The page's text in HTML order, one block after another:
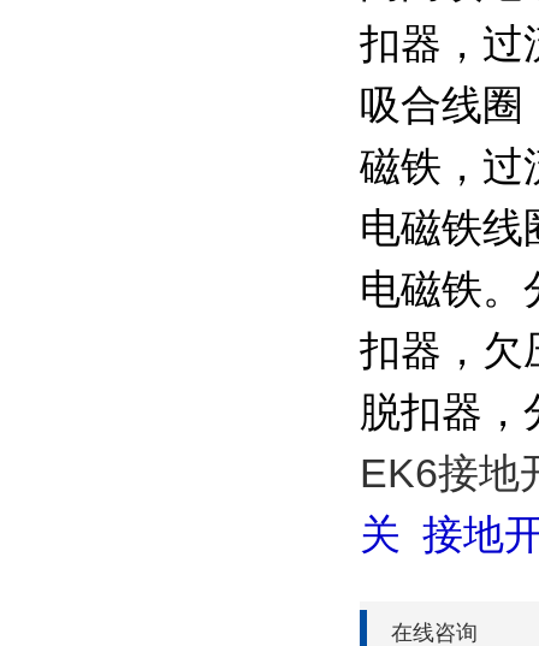
扣器，过
吸合线圈
磁铁，过
电磁铁线
电磁铁。
扣器，欠
脱扣器
EK6接地
关 接地
在线咨询